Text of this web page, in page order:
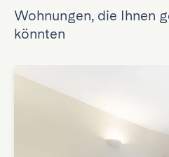
Wohnungen, die Ihnen
könnten